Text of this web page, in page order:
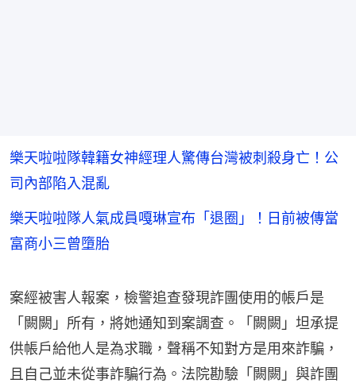
樂天啦啦隊韓籍女神經理人驚傳台灣被刺殺身亡！公
司內部陷入混亂
樂天啦啦隊人氣成員嘎琳宣布「退圈」！日前被傳當
富商小三曾墮胎
案經被害人報案，檢警追查發現詐團使用的帳戶是
「闕闕」所有，將她通知到案調查。「闕闕」坦承提
供帳戶給他人是為求職，聲稱不知對方是用來詐騙，
且自己並未從事詐騙行為。法院勘驗「闕闕」與詐團